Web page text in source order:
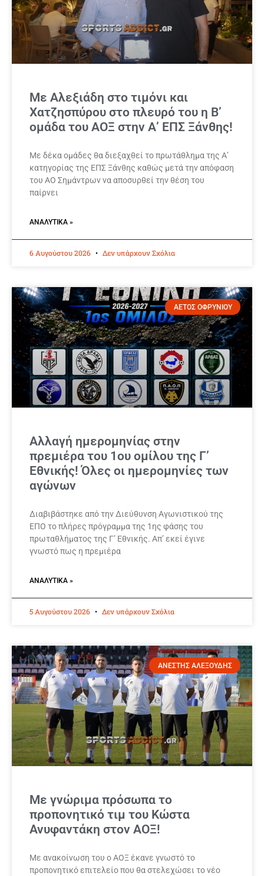
Με Αλεξιάδη στο τιμόνι και
Χατζησπύρου στο πλευρό του η Β’
ομάδα του ΑΟΞ στην Α’ ΕΠΣ Ξάνθης!
Με δέκα ομάδες θα διεξαχθεί το πρωτάθλημα της Α’
κατηγορίας της ΕΠΣ Ξάνθης καθώς μετά την απόφαση
του ΑΟ Σημάντρων να αποσυρθεί την θέση του
παίρνει
ΑΝΑΛΥΤΙΚΆ »
6 Αυγούστου 2026 Δεν υπάρχουν Σχόλια
ΑΕΤΟΣ ΟΦΡΥΝΙΟΥ
Αλλαγή ημερομηνίας στην
πρεμιέρα του 1ου ομίλου της Γ’
Εθνικής! Όλες οι ημερομηνίες των
αγώνων
Διαβιβάστηκε από την Διεύθυνση Αγωνιστικού της
ΕΠΟ το πλήρες πρόγραμμα της 1ης φάσης του
πρωταθλήματος της Γ’ Εθνικής. Απ’ εκεί έγινε
γνωστό πως η πρεμιέρα
ΑΝΑΛΥΤΙΚΆ »
5 Αυγούστου 2026 Δεν υπάρχουν Σχόλια
ΑΝΕΣΤΗΣ ΑΛΕΞΟΥΔΗΣ
Με γνώριμα πρόσωπα το
προπονητικό τιμ του Κώστα
Ανυφαντάκη στον ΑΟΞ!
Με ανακοίνωση του ο ΑΟΞ έκανε γνωστό το
προπονητικό επιτελείο που θα στελεχώσει το νέο